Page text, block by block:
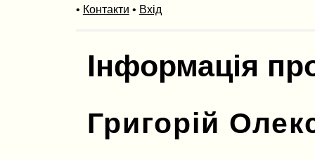
• Контакти • Вхід
Інформація
Григорій